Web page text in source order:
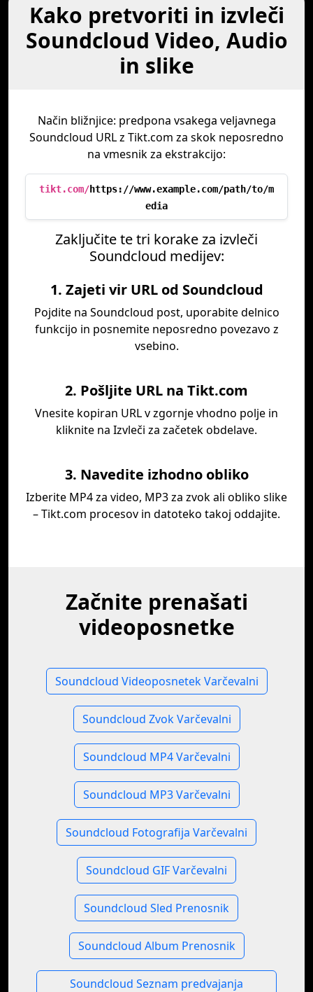
Kako pretvoriti in izvleči
Soundcloud Video, Audio
in slike
Način bližnjice: predpona vsakega veljavnega
Soundcloud URL z Tikt.com za skok neposredno
na vmesnik za ekstrakcijo:
tikt.com/https://www.example.com/path/to/m
edia
Zaključite te tri korake za izvleči
Soundcloud medijev:
1. Zajeti vir URL od Soundcloud
Pojdite na Soundcloud post, uporabite delnico
funkcijo in posnemite neposredno povezavo z
vsebino.
2. Pošljite URL na Tikt.com
Vnesite kopiran URL v zgornje vhodno polje in
kliknite na Izvleči za začetek obdelave.
3. Navedite izhodno obliko
Izberite MP4 za video, MP3 za zvok ali obliko slike
– Tikt.com procesov in datoteko takoj oddajite.
Začnite prenašati
videoposnetke
Soundcloud Videoposnetek Varčevalni
Soundcloud Zvok Varčevalni
Soundcloud MP4 Varčevalni
Soundcloud MP3 Varčevalni
Soundcloud Fotografija Varčevalni
Soundcloud GIF Varčevalni
Soundcloud Sled Prenosnik
Soundcloud Album Prenosnik
Soundcloud Seznam predvajanja